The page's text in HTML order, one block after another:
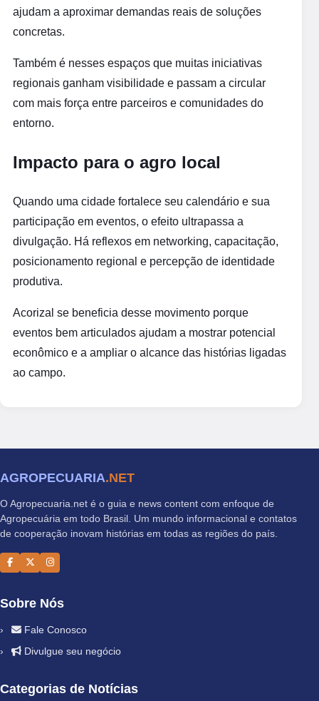
ajudam a aproximar demandas reais de soluções
concretas.
Também é nesses espaços que muitas iniciativas
regionais ganham visibilidade e passam a circular
com mais força entre parceiros e comunidades do
entorno.
Impacto para o agro local
Quando uma cidade fortalece seu calendário e sua
participação em eventos, o efeito ultrapassa a
divulgação. Há reflexos em networking, capacitação,
posicionamento regional e percepção de identidade
produtiva.
Acorizal se beneficia desse movimento porque
eventos bem articulados ajudam a mostrar potencial
econômico e a ampliar o alcance das histórias ligadas
ao campo.
AGROPECUARIA.NET
O Agropecuaria.net é o guia e news content com enfoque de
Agropecuária em todo Brasil. Um mundo informacional e contatos
de cooperação inovam histórias em todas as regiões do país.
Sobre Nós
Fale Conosco
Divulgue seu negócio
Categorias de Notícias